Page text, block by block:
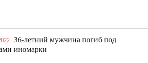
36-летний мужчина погиб под
иномарки